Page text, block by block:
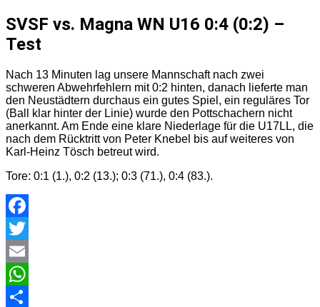
SVSF vs. Magna WN U16 0:4 (0:2) –
Test
Nach 13 Minuten lag unsere Mannschaft nach zwei
schweren Abwehrfehlern mit 0:2 hinten, danach lieferte man
den Neustädtern durchaus ein gutes Spiel, ein reguläres Tor
(Ball klar hinter der Linie) wurde den Pottschachern nicht
anerkannt. Am Ende eine klare Niederlage für die U17LL, die
nach dem Rücktritt von Peter Knebel bis auf weiteres von
Karl-Heinz Tösch betreut wird.
Tore: 0:1 (1.), 0:2 (13.); 0:3 (71.), 0:4 (83.).
Facebook
Twitter
Email
WhatsApp